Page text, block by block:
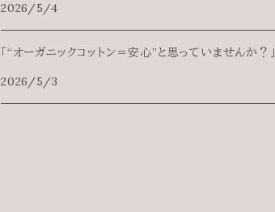
2026/5/4
「“オーガニックコットン＝安心”と思っていませんか？」
2026/5/3